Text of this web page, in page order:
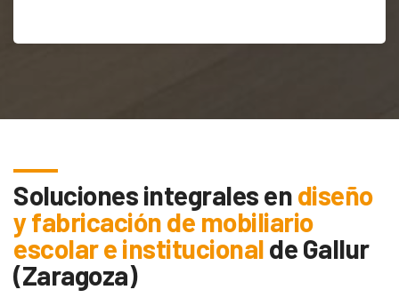
Soluciones integrales endiseño
y fabricación de mobiliario
escolar e institucionaldeGallur
(Zaragoza)